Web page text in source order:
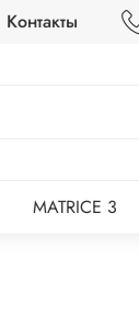
Контакты
MATRICE 3